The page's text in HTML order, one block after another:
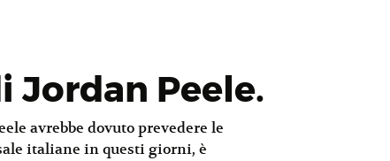
Jordan Peele.
avrebbe dovuto prevedere le
italiane in questi giorni, è